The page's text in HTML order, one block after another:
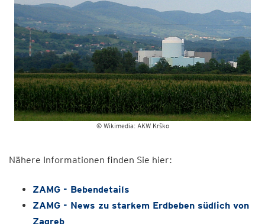
© Wikimedia: AKW Krško
Nähere Informationen finden Sie hier:
ZAMG - Bebendetails
ZAMG - News zu starkem Erdbeben südlich von
Zagreb